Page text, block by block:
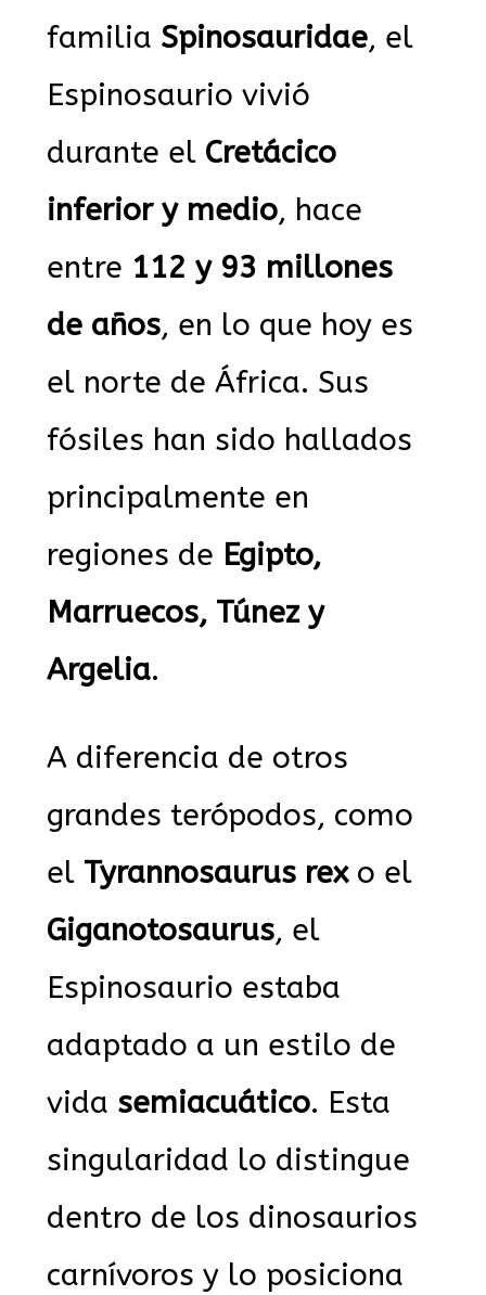
familia Spinosauridae, el
Espinosaurio vivió
durante el Cretácico
inferior y medio, hace
entre 112 y 93 millones
de años, en lo que hoy es
el norte de África. Sus
fósiles han sido hallados
principalmente en
regiones de Egipto,
Marruecos, Túnez y
Argelia.
A diferencia de otros
grandes terópodos, como
el Tyrannosaurus rexo el
Giganotosaurus, el
Espinosaurio estaba
adaptado a un estilo de
vida semiacuático. Esta
singularidad lo distingue
dentro de los dinosaurios
carnívoros y lo posiciona